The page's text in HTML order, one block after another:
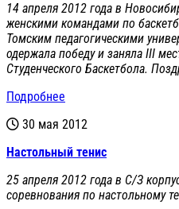
14 апреля 2012 года в
женскими командами по
Томским педагогическими
одержала победу и заняла III
Студенческого Баскетбола.
Подробнее
30 мая 2012
Настольный тенис
25 апреля 2012 года в С/З
соревнования по настольному